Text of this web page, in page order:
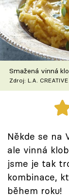
TV Program
Škola vaření
Recepty z
Speciál:
Těhotnej
Sledujte
Přihlášení
Smažená vinná
Zdroj: L.A. CREATIVE
Někde se na
ale vinná
jsme je tak
kombinace,
během roku!